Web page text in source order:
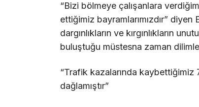
“Bizi bölmeye çalışanlara
ettiğimiz bayramlarımızdır” diyen
dargınlıkların ve kırgınlıkların
buluştuğu müstesna zaman
“Trafik kazalarında kaybettiğimiz
dağlamıştır”